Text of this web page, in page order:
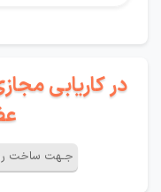
در کاریابی
جـهت ساخت